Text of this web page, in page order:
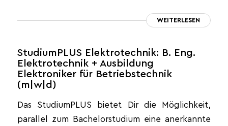
WEITERLESEN
StudiumPLUS Elektrotechnik: B. Eng.
Elektrotechnik + Ausbildung
Elektroniker für Betriebstechnik
(m|w|d)
Das StudiumPLUS bietet Dir die Möglichkeit,
parallel zum Bachelorstudium eine anerkannte